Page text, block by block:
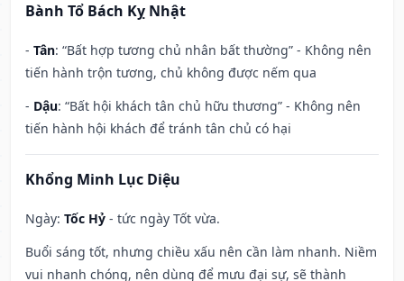
Bành Tổ Bách Kỵ Nhật
- Tân: “Bất hợp tương chủ nhân bất thường” - Không nên
tiến hành trộn tương, chủ không được nếm qua
- Dậu: “Bất hội khách tân chủ hữu thương” - Không nên
tiến hành hội khách để tránh tân chủ có hại
Khổng Minh Lục Diệu
Ngày: Tốc Hỷ - tức ngày Tốt vừa.
Buổi sáng tốt, nhưng chiều xấu nên cần làm nhanh. Niềm
vui nhanh chóng, nên dùng để mưu đại sự, sẽ thành